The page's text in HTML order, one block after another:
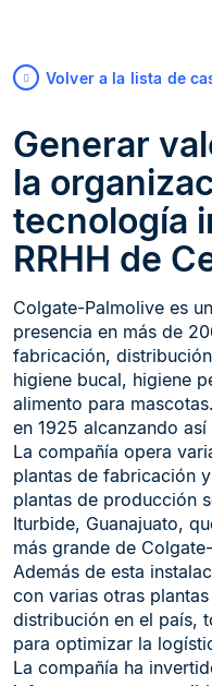
Volver a la lista de
Generar
la
tecnología
RRHH de
Colgate-Palmolive es
presencia en más de
fabricación,
higiene bucal, higiene
alimento para
en 1925 alcanzando
La compañía opera
plantas de fabricación
plantas de producción
Iturbide, Guanajuato,
más grande de
Además de esta
con varias otras
distribución en el país,
para optimizar la
La compañía ha